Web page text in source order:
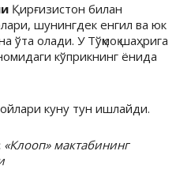
Қирғизистон билан
шунингдек енгил ва юк
ўта олади. У Тўқмоқ шаҳрига
кўприкнинг ёнида
куну тун ишлайди.
«Клооп» мактабининг